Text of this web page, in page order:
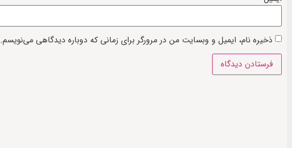
ذخیره نام، ایمیل و وبسایت من در مرورگر برای زمانی که دوباره دیدگاهی می‌نویسم.